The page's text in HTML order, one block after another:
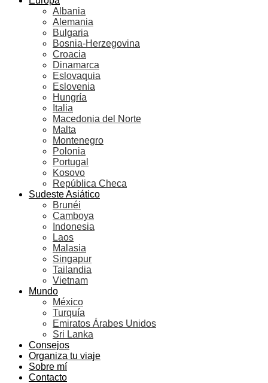
Albania
Alemania
Bulgaria
Bosnia-Herzegovina
Croacia
Dinamarca
Eslovaquia
Eslovenia
Hungría
Italia
Macedonia del Norte
Malta
Montenegro
Polonia
Portugal
Kosovo
República Checa
Sudeste Asiático
Brunéi
Camboya
Indonesia
Laos
Malasia
Singapur
Tailandia
Vietnam
Mundo
México
Turquía
Emiratos Árabes Unidos
Sri Lanka
Consejos
Organiza tu viaje
Sobre mí
Contacto